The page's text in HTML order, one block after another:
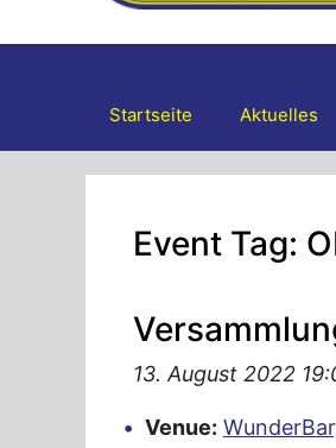
Startseite Aktuelles
Event Tag:
13. August 2022
Venue: